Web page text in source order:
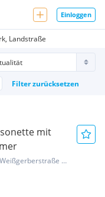
Einloggen
Landstraße
Filter zurücksetzen
mit
1030 Wien, 03. Bezirk, Landstraße, Untere Weißgerberstraße 17